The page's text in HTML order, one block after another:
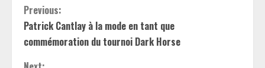
C
o
Previous:
Patrick Cantlay à la mode en tant que
commémoration du tournoi Dark Horse